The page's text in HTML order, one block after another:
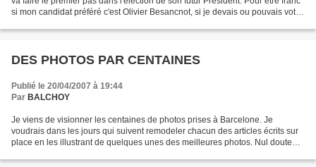
si mon candidat préféré c'est Olivier Besancnot, si je devais ou pouvais voter,
DES PHOTOS PAR CENTAINES
Publié le 20/04/2007 à 19:44
Par BALCHOY
Je viens de visionner les centaines de photos prises à Barcelone. Je
voudrais dans les jours qui suivent remodeler chacun des articles écrits sur
place en les illustrant de quelques unes des meilleures photos. Nul doute